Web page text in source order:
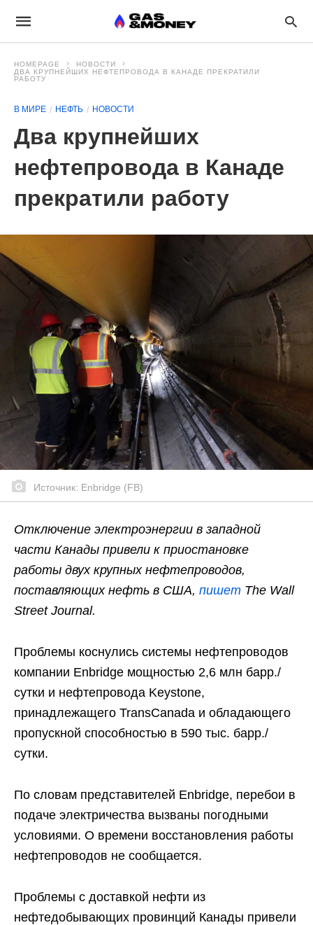
HOMEPAGE
НОВОСТИ
ДВА КРУПНЕЙШИХ НЕФТЕПРОВОДА В КАНАДЕ ПРЕКРАТИЛИ
РАБОТУ
В МИРЕ НЕФТЬ НОВОСТИ
Два крупнейших
нефтепровода в Канаде
прекратили работу
Источник: Enbridge (FB)
Отключение электроэнергии в западной
части Канады привели к приостановке
работы двух крупных нефтепроводов,
поставляющих нефть в США, пишет The Wall
Street Journal.
Проблемы коснулись системы нефтепроводов
компании Enbridge мощностью 2,6 млн барр./
сутки и нефтепровода Keystone,
принадлежащего TransCanada и обладающего
пропускной способностью в 590 тыс. барр./
сутки.
По словам представителей Enbridge, перебои в
подаче электричества вызваны погодными
условиями. О времени восстановления работы
нефтепроводов не сообщается.
Проблемы с доставкой нефти из
нефтедобывающих провинций Канады привели